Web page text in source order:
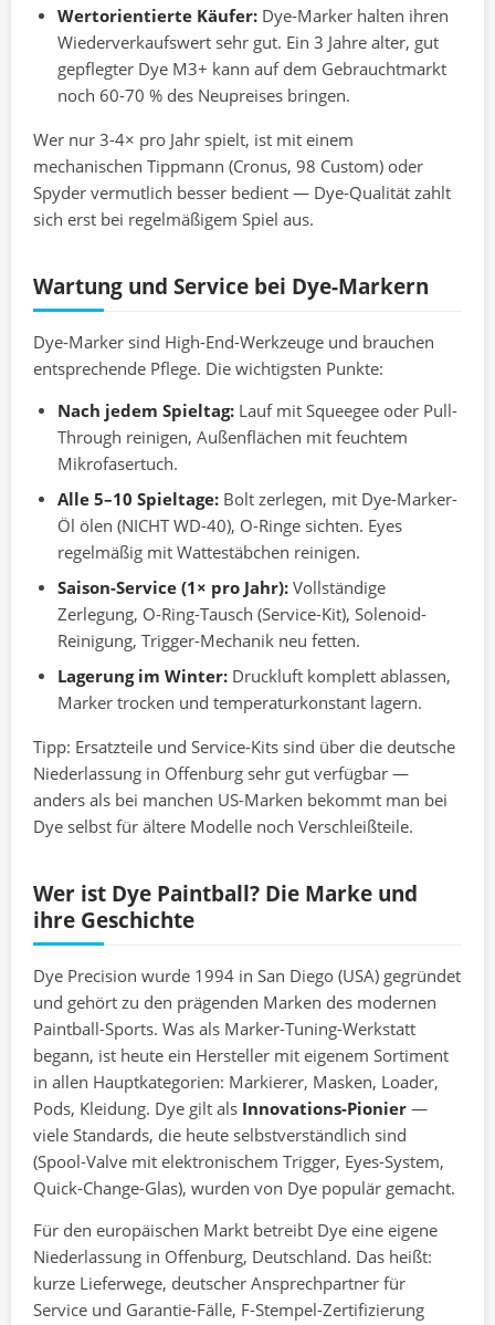
Wertorientierte Käufer: Dye-Marker halten ihren
Wiederverkaufswert sehr gut. Ein 3 Jahre alter, gut
gepflegter Dye M3+ kann auf dem Gebrauchtmarkt
noch 60-70 % des Neupreises bringen.
Wer nur 3-4× pro Jahr spielt, ist mit einem
mechanischen Tippmann (Cronus, 98 Custom) oder
Spyder vermutlich besser bedient — Dye-Qualität zahlt
sich erst bei regelmäßigem Spiel aus.
Wartung und Service bei Dye-Markern
Dye-Marker sind High-End-Werkzeuge und brauchen
entsprechende Pflege. Die wichtigsten Punkte:
Nach jedem Spieltag: Lauf mit Squeegee oder Pull-
Through reinigen, Außenflächen mit feuchtem
Mikrofasertuch.
Alle 5–10 Spieltage: Bolt zerlegen, mit Dye-Marker-
Öl ölen (NICHT WD-40), O-Ringe sichten. Eyes
regelmäßig mit Wattestäbchen reinigen.
Saison-Service (1× pro Jahr): Vollständige
Zerlegung, O-Ring-Tausch (Service-Kit), Solenoid-
Reinigung, Trigger-Mechanik neu fetten.
Lagerung im Winter: Druckluft komplett ablassen,
Marker trocken und temperaturkonstant lagern.
Tipp: Ersatzteile und Service-Kits sind über die deutsche
Niederlassung in Offenburg sehr gut verfügbar —
anders als bei manchen US-Marken bekommt man bei
Dye selbst für ältere Modelle noch Verschleißteile.
Wer ist Dye Paintball? Die Marke und
ihre Geschichte
Dye Precision wurde 1994 in San Diego (USA) gegründet
und gehört zu den prägenden Marken des modernen
Paintball-Sports. Was als Marker-Tuning-Werkstatt
begann, ist heute ein Hersteller mit eigenem Sortiment
in allen Hauptkategorien: Markierer, Masken, Loader,
Pods, Kleidung. Dye gilt als Innovations-Pionier —
viele Standards, die heute selbstverständlich sind
(Spool-Valve mit elektronischem Trigger, Eyes-System,
Quick-Change-Glas), wurden von Dye populär gemacht.
Für den europäischen Markt betreibt Dye eine eigene
Niederlassung in Offenburg, Deutschland. Das heißt:
kurze Lieferwege, deutscher Ansprechpartner für
Service und Garantie-Fälle, F-Stempel-Zertifizierung